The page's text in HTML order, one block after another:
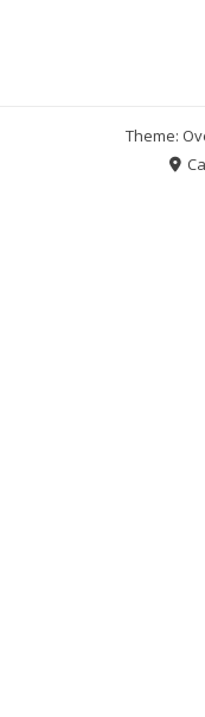
Theme: